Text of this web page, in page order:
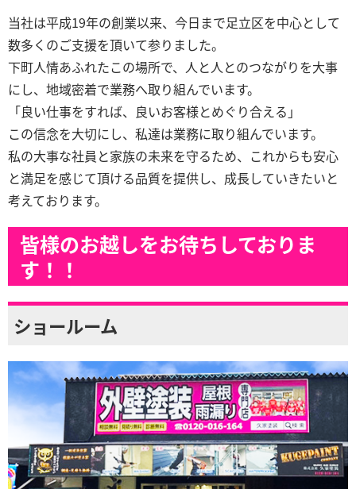
当社は平成19年の創業以来、今日まで足立区を中心として
数多くのご支援を頂いて参りました。
下町人情あふれたこの場所で、人と人とのつながりを大事
にし、地域密着で業務へ取り組んでいます。
「良い仕事をすれば、良いお客様とめぐり合える」
この信念を大切にし、私達は業務に取り組んでいます。
私の大事な社員と家族の未来を守るため、これからも安心
と満足を感じて頂ける品質を提供し、成長していきたいと
考えております。
皆様のお越しをお待ちしておりま
す！！
ショールーム